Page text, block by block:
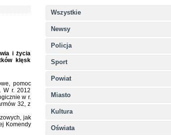
Wszystkie
Newsy
Policja
Sport
Powiat
Miasto
Kultura
Oświata
i życia
klęsk
pomoc
W r. 2012
w r.
32, z
jak
Komendy